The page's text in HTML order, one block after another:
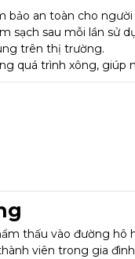
bảo an toàn cho người
sạch sau mỗi lần sử
trên thị trường.
quá trình xông, giúp
thấu vào đường hô
viên trong gia